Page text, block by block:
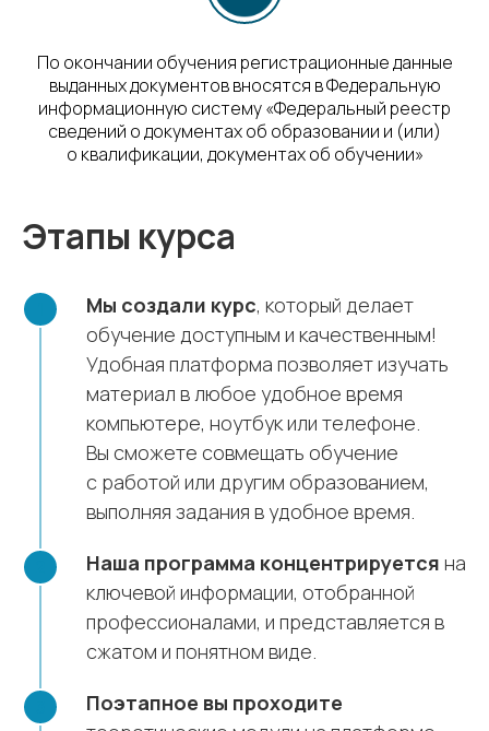
По окончании обучения регистрационные данные
выданных документов вносятся в Федеральную
информационную систему «Федеральный реестр
сведений о документах об образовании и (или)
о квалификации, документах об обучении»
Этапы курса
Мы создали курс, который делает
обучение доступным и качественным!
Удобная платформа позволяет изучать
материал в любое удобное время
компьютере, ноутбук или телефоне.
Вы сможете совмещать обучение
с работой или другим образованием,
выполняя задания в удобное время.
Наша программа концентрируется на
ключевой информации, отобранной
профессионалами, и представляется в
сжатом и понятном виде.
Поэтапное вы проходите